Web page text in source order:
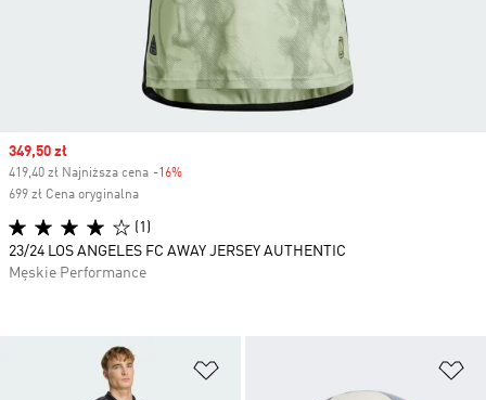
Sale price
349,50 zł
419,40 zł Najniższa cena -16%
699 zł Cena oryginalna
(1)
23/24 LOS ANGELES FC AWAY JERSEY AUTHENTIC
Męskie Performance